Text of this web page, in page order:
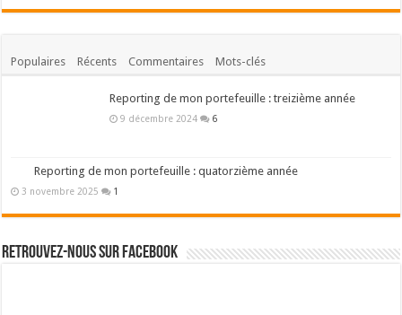
Populaires Récents Commentaires Mots-clés
Reporting de mon portefeuille : treizième année
9 décembre 2024 6
Reporting de mon portefeuille : quatorzième année
3 novembre 2025 1
Retrouvez-nous sur Facebook